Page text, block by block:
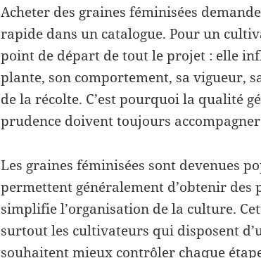
Acheter des graines féminisées
rapide dans un catalogue. Pour un
point de départ de tout le projet : elle
plante, son comportement, sa vigueur,
de la récolte. C’est pourquoi la qualité
prudence doivent toujours
Les graines féminisées sont devenues
permettent généralement d’obtenir des
simplifie l’organisation de la culture.
surtout les cultivateurs qui disposent
souhaitent mieux contrôler chaque